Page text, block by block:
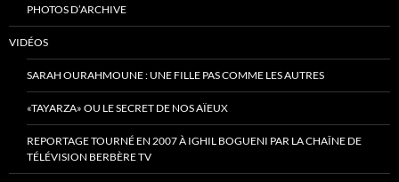
PHOTOS D’ARCHIVE
VIDÉOS
SARAH OURAHMOUNE : UNE FILLE PAS COMME LES AUTRES
«TAYARZA» OU LE SECRET DE NOS AÏEUX
REPORTAGE TOURNÉ EN 2007 À IGHIL BOGUENI PAR LA CHAÎNE DE
TÉLÉVISION BERBÈRE TV